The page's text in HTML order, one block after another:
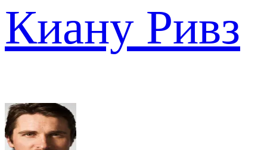
Киану Ривз